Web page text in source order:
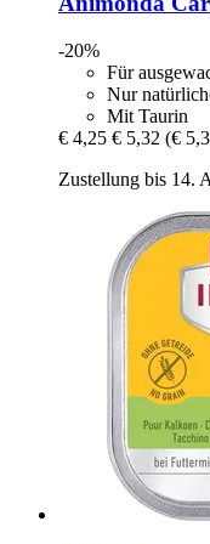
-20%
Für
Nur
Mit Taurin
€ 4,25 € 5,32 (€
Zustellung bis 14.